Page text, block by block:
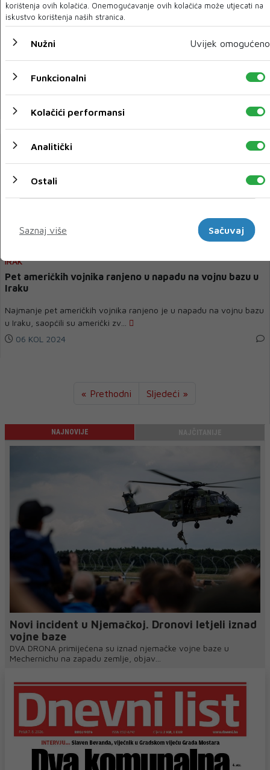
Srednjoj i istočnoj Evropi nedostajat će čak 10 miliona
radnika
Sedam zemalja srednje i istočne Evrope, obuhvaćenih analizom
Erste Grupe, do 2050. godine suočiće...
IRAK
Pet američkih vojnika ranjeno u napadu na vojnu bazu u
Iraku
Najmanje pet američkih vojnika ranjeno je u napadu na vojnu bazu
u Iraku, saopćili su američki zv...
06 KOL 2024
« Prethodni Sljedeći »
NAJNOVIJE
Novi incident u Njemačkoj. Dronovi letjeli iznad
vojne baze
DVA DRONA primijećena su iznad njemačke vojne baze u
Mechernichu na zapadu zemlje, objav...
korištenja ovih kolačića. Onemogućavanje ovih kolačića može utjecati na
iskustvo korištenja naših stranica.
Nužni Uvijek omogućeno
Funkcionalni
Kolačići performansi
Analitički
Ostali
Saznaj više
Sačuvaj